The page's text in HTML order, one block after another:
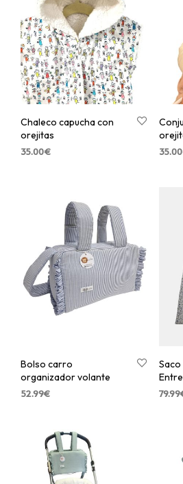
Chaleco capucha con
orejitas
35.00€
35.00
Bolso carro
organizador volante
52.99€
79.99